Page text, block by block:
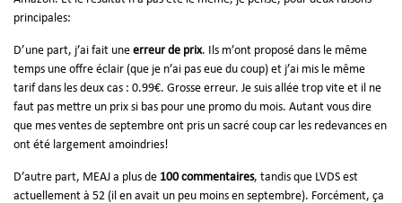
principales:
D’une part, j’ai fait une erreur de prix. Ils m’ont proposé dans le même
temps une offre éclair (que je n’ai pas eue du coup) et j’ai mis le même
tarif dans les deux cas : 0.99€. Grosse erreur. Je suis allée trop vite et il ne
faut pas mettre un prix si bas pour une promo du mois. Autant vous dire
que mes ventes de septembre ont pris un sacré coup car les redevances en
ont été largement amoindries!
D’autre part, MEAJ a plus de 100 commentaires, tandis que LVDS est
actuellement à 52 (il en avait un peu moins en septembre). Forcément, ça